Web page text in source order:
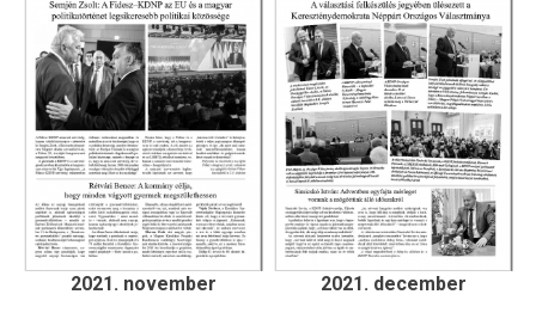
2021. november 2021. december